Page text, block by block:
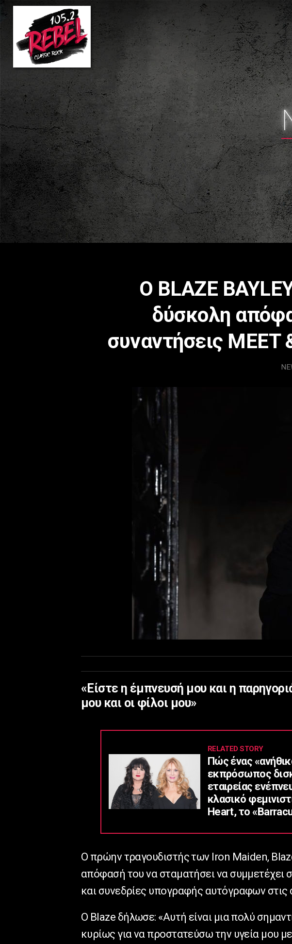
Ο BLAZE
δύσκολη
συναντήσεις MEET
«Είστε η έμπνευσή μου και η
μου και οι φίλοι μου»
RELATED STORY
Πώς ένας
εκπρόσωπος
εταιρείας
κλασικό
Heart, το
Ο πρώην τραγουδιστής των Iron Maiden,
απόφασή του να σταματήσει να συμμετέχει
και συνεδρίες υπογραφής αυτόγραφων στις
Ο Blaze δήλωσε: «Αυτή είναι μια πολύ
κυρίως για να προστατεύσω την υγεία μου